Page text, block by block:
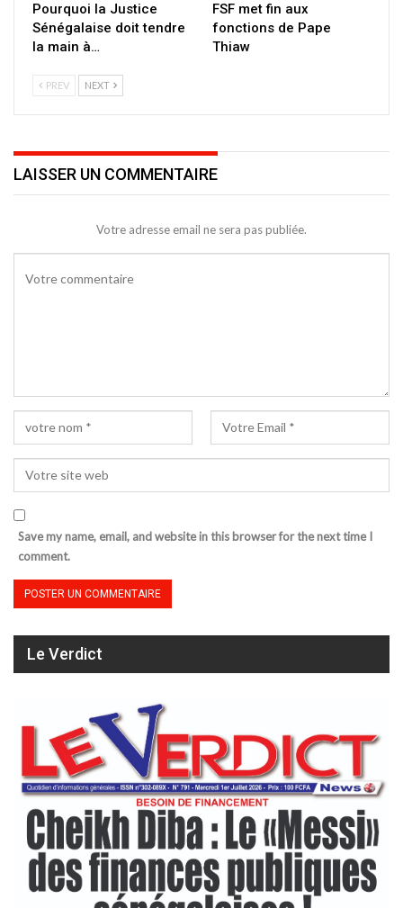
Pourquoi la Justice
Sénégalaise doit tendre
la main à…
FSF met fin aux
fonctions de Pape
Thiaw
PREV NEXT
LAISSER UN COMMENTAIRE
Votre adresse email ne sera pas publiée.
Save my name, email, and website in this browser for the next time I
comment.
Le Verdict